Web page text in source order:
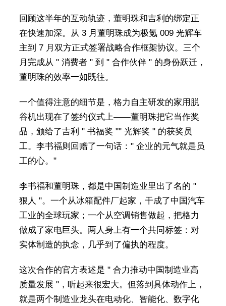
回顾这半年的互动轨迹，董明珠和吉利的绑定正
在快速加深。从 3 月董明珠成为极氪 009 光辉车
主到 7 月双方正式签署战略合作框架协议。三个
月完成从 " 消费者 " 到 " 合作伙伴 " 的身份跃迁，
董明珠的效率一如既往。
一个值得注意的细节是，格力自主研发的家用脱
谷机出现在了签约仪式上——董明珠把它当作奖
品，颁给了吉利 " 书福奖 "" 光辉奖 " 的获奖员
工。李书福则回赠了一句话：" 企业的元气就是员
工的心。"
李书福和董明珠，都是中国制造业里出了名的 "
狠人 "。一个从冰箱配件厂起家，干成了中国汽车
工业的全球玩家；一个从空调销售做起，把格力
做成了家电巨头。两人身上有一个共同标签：对
实体制造的执念，几乎到了偏执的程度。
这次合作的官方表述是 " 合力推动中国制造业高
质量发展 "，听起来很宏大。但落到具体动作上，
就是两个制造业龙头在电动化、智能化、数字化